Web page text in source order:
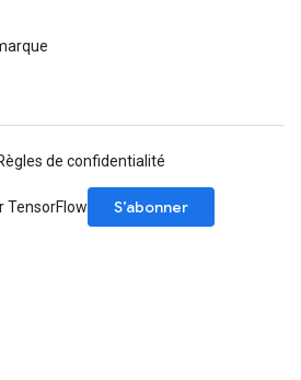
de confidentialité
TensorFlow
S’abonner